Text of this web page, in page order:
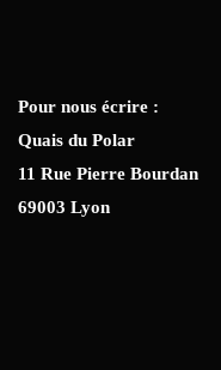
Pour nous écrire :
Quais du Polar
11 Rue Pierre Bourdan
69003 Lyon